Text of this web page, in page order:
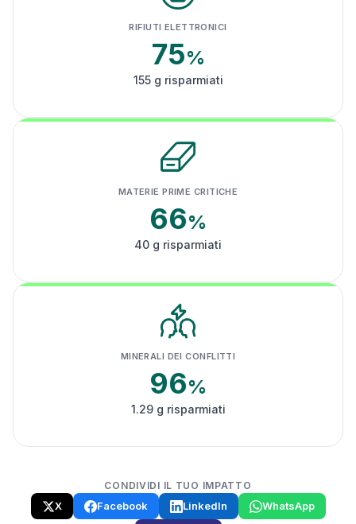
RIFIUTI ELETTRONICI
75%
155 g risparmiati
MATERIE PRIME CRITICHE
66%
40 g risparmiati
MINERALI DEI CONFLITTI
96%
1.29 g risparmiati
CONDIVIDI IL TUO IMPATTO
X Facebook LinkedIn
WhatsApp